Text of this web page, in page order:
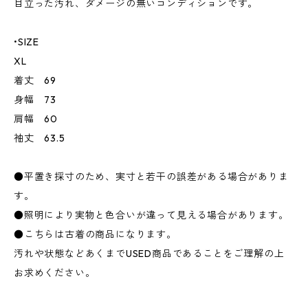
目立った汚れ、ダメージの無いコンディションです。
•SIZE
XL
着丈 69
身幅 73
肩幅 60
袖丈 63.5
●平置き採寸のため、実寸と若干の誤差がある場合がありま
す。
●照明により実物と色合いが違って見える場合があります。
●こちらは古着の商品になります。
汚れや状態などあくまでUSED商品であることをご理解の上
お求めください。